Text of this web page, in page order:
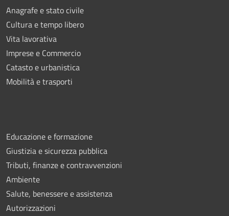
Anagrafe e stato civile
Cultura e tempo libero
Vita lavorativa
Imprese e Commercio
Catasto e urbanistica
Mobilità e trasporti
Educazione e formazione
Giustizia e sicurezza pubblica
Tributi, finanze e contravvenzioni
Ambiente
Salute, benessere e assistenza
Autorizzazioni